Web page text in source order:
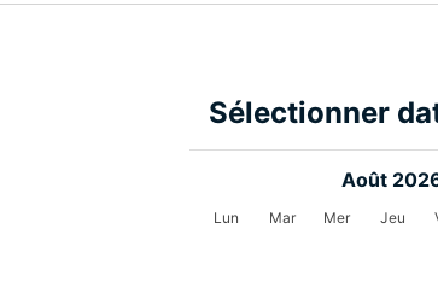
Sélectionner
Août
Lun Mar Mer Jeu